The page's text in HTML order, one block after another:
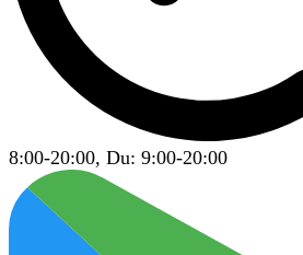
8:00-20:00, Du: 9:00-20:00